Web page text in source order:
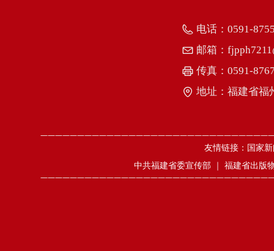
电话： 0591-
邮箱：
传真： 0591-
地址： 福建省福
友情链接： 国家
中共福建省委宣传部｜ 福建省出版